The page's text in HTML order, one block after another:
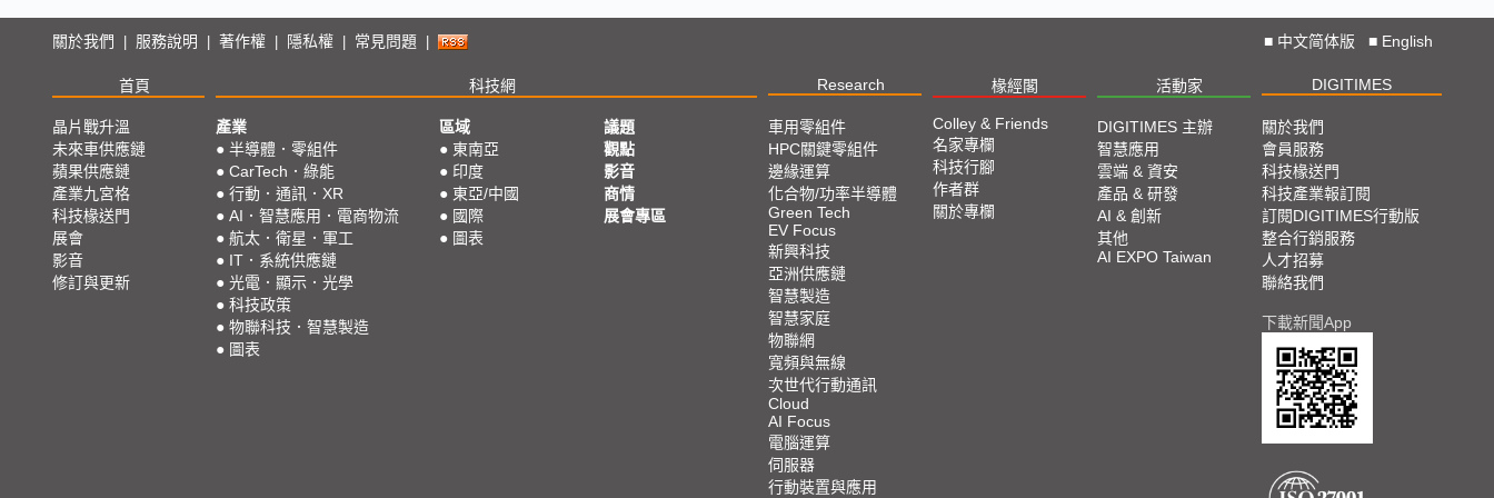
關於我們 服務說明 著作權 隱私權 常見問題 ■ 中文简体版 ■ English
首頁 科技網 Research 椽經閣 活動家 DIGITIMES
晶片戰升溫
未來車供應鏈
蘋果供應鏈
產業九宮格
科技椽送門
展會
影音
修訂與更新
產業
● 半導體．零組件
● CarTech．綠能
● 行動．通訊．XR
● AI．智慧應用．電商物流
● 航太．衛星．軍工
● IT．系統供應鏈
● 光電．顯示．光學
● 科技政策
● 物聯科技．智慧製造
● 圖表
區域
● 東南亞
● 印度
● 東亞/中國
● 國際
● 圖表
議題
觀點
影音
商情
展會專區
車用零組件
HPC關鍵零組件
邊緣運算
化合物/功率半導體
Green Tech
EV Focus
新興科技
亞洲供應鏈
智慧製造
智慧家庭
物聯網
寬頻與無線
次世代行動通訊
Cloud
AI Focus
電腦運算
伺服器
行動裝置與應用
Colley & Friends
名家專欄
科技行腳
作者群
關於專欄
DIGITIMES 主辦
智慧應用
雲端 & 資安
產品 & 研發
AI & 創新
其他
AI EXPO Taiwan
關於我們
會員服務
科技椽送門
科技產業報訂閱
訂閱DIGITIMES行動版
整合行銷服務
人才招募
聯絡我們
下載新聞App